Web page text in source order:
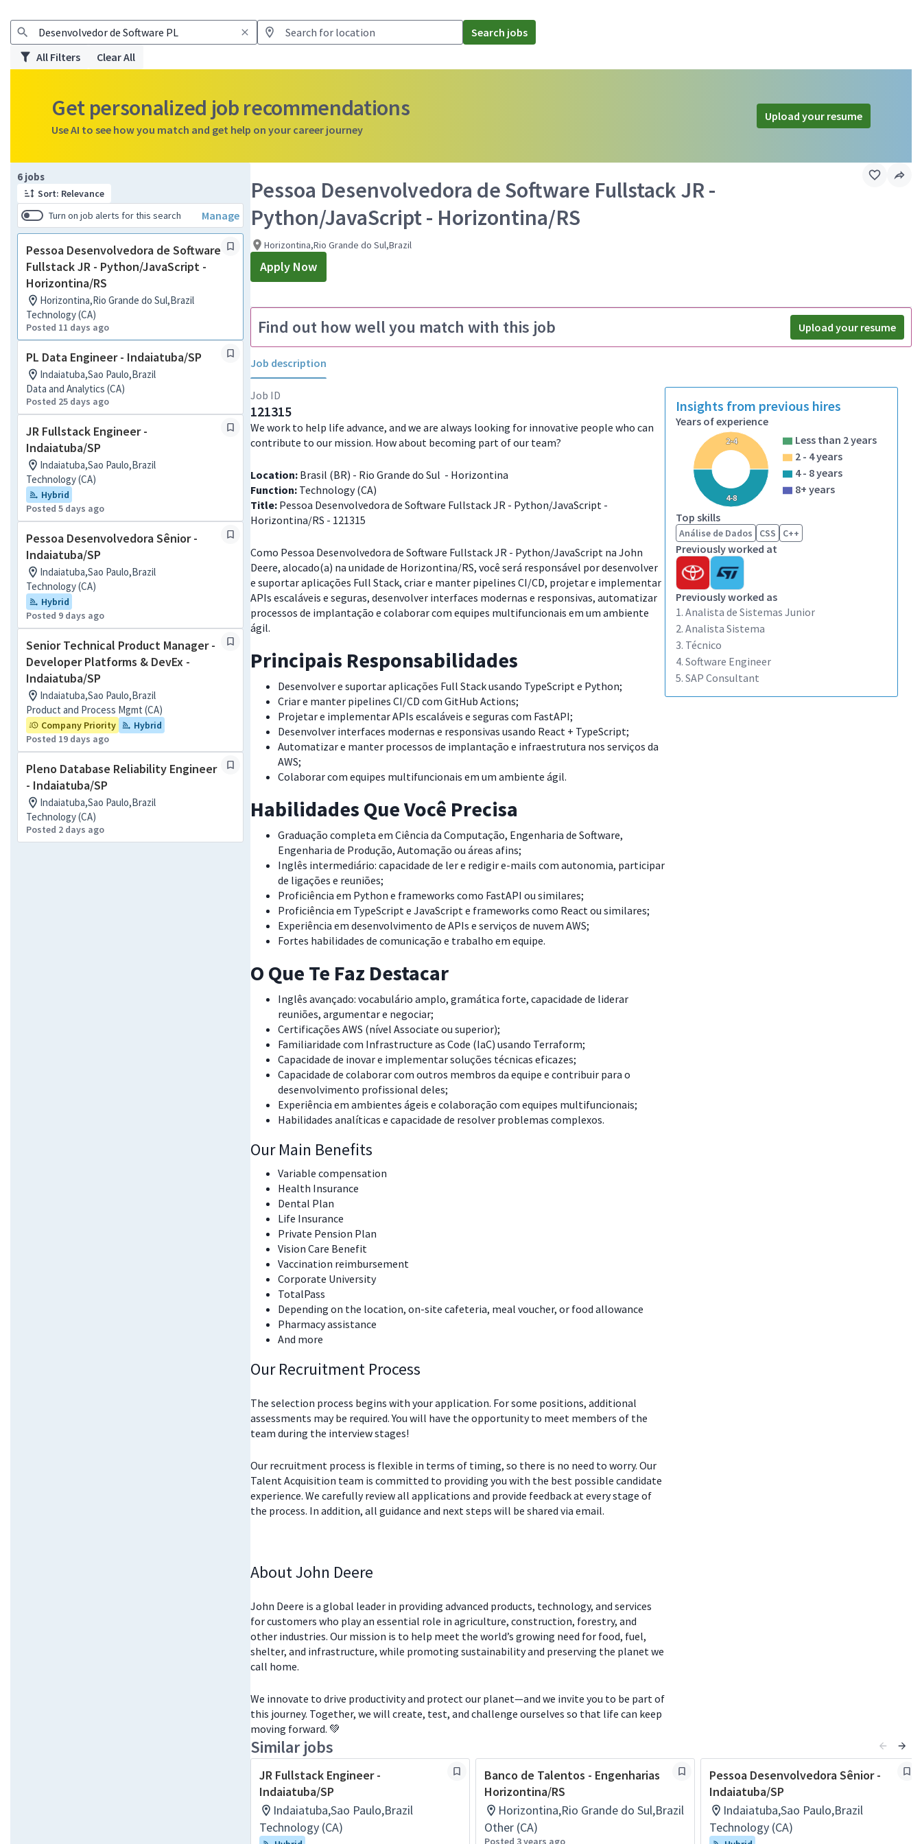
Search jobs
All Filters
Clear All
Get personalized job recommendations
Use AI to see how you match and get help on your career journey
Upload your resume
6 jobs
Sort: Relevance
Turn on job alerts for this search
Manage
Pessoa Desenvolvedora de Software
Fullstack JR - Python/JavaScript -
Horizontina/RS
Horizontina,Rio Grande do Sul,Brazil
Technology (CA)
Posted 11 days ago
PL Data Engineer - Indaiatuba/SP
Indaiatuba,Sao Paulo,Brazil
Data and Analytics (CA)
Posted 25 days ago
JR Fullstack Engineer -
Indaiatuba/SP
Indaiatuba,Sao Paulo,Brazil
Technology (CA)
Hybrid
Posted 5 days ago
Pessoa Desenvolvedora Sênior -
Indaiatuba/SP
Indaiatuba,Sao Paulo,Brazil
Technology (CA)
Hybrid
Posted 9 days ago
Senior Technical Product Manager -
Developer Platforms & DevEx -
Indaiatuba/SP
Indaiatuba,Sao Paulo,Brazil
Product and Process Mgmt (CA)
Company Priority
Hybrid
Posted 19 days ago
Pleno Database Reliability Engineer
- Indaiatuba/SP
Indaiatuba,Sao Paulo,Brazil
Technology (CA)
Posted 2 days ago
Page 1 of 1
Pessoa Desenvolvedora de Software Fullstack JR -
Python/JavaScript - Horizontina/RS
Horizontina,Rio Grande do Sul,Brazil
Apply Now
Find out how well you match with this job Upload your resume
Job description
Job ID
121315
We work to help life advance, and we are always looking for innovative people who can
contribute to our mission. How about becoming part of our team?
Location: Brasil (BR) - Rio Grande do Sul - Horizontina
Function: Technology (CA)
Title: Pessoa Desenvolvedora de Software Fullstack JR - Python/JavaScript -
Horizontina/RS - 121315
Como Pessoa Desenvolvedora de Software Fullstack JR - Python/JavaScript na John
Deere, alocado(a) na unidade de Horizontina/RS, você será responsável por desenvolver
e suportar aplicações Full Stack, criar e manter pipelines CI/CD, projetar e implementar
APIs escaláveis e seguras, desenvolver interfaces modernas e responsivas, automatizar
processos de implantação e colaborar com equipes multifuncionais em um ambiente
ágil.
Principais Responsabilidades
Desenvolver e suportar aplicações Full Stack usando TypeScript e Python;
Criar e manter pipelines CI/CD com GitHub Actions;
Projetar e implementar APIs escaláveis e seguras com FastAPI;
Desenvolver interfaces modernas e responsivas usando React + TypeScript;
Automatizar e manter processos de implantação e infraestrutura nos serviços da
AWS;
Colaborar com equipes multifuncionais em um ambiente ágil.
Habilidades Que Você Precisa
Graduação completa em Ciência da Computação, Engenharia de Software,
Engenharia de Produção, Automação ou áreas afins;
Inglês intermediário: capacidade de ler e redigir e-mails com autonomia, participar
de ligações e reuniões;
Proficiência em Python e frameworks como FastAPI ou similares;
Proficiência em TypeScript e JavaScript e frameworks como React ou similares;
Experiência em desenvolvimento de APIs e serviços de nuvem AWS;
Fortes habilidades de comunicação e trabalho em equipe.
O Que Te Faz Destacar
Inglês avançado: vocabulário amplo, gramática forte, capacidade de liderar
reuniões, argumentar e negociar;
Certificações AWS (nível Associate ou superior);
Familiaridade com Infrastructure as Code (IaC) usando Terraform;
Capacidade de inovar e implementar soluções técnicas eficazes;
Capacidade de colaborar com outros membros da equipe e contribuir para o
desenvolvimento profissional deles;
Experiência em ambientes ágeis e colaboração com equipes multifuncionais;
Habilidades analíticas e capacidade de resolver problemas complexos.
Our Main Benefits
Variable compensation
Health Insurance
Dental Plan
Life Insurance
Private Pension Plan
Vision Care Benefit
Vaccination reimbursement
Corporate University
TotalPass
Depending on the location, on-site cafeteria, meal voucher, or food allowance
Pharmacy assistance
And more
Our Recruitment Process
The selection process begins with your application. For some positions, additional
assessments may be required. You will have the opportunity to meet members of the
team during the interview stages!
Our recruitment process is flexible in terms of timing, so there is no need to worry. Our
Talent Acquisition team is committed to providing you with the best possible candidate
experience. We carefully review all applications and provide feedback at every stage of
the process. In addition, all guidance and next steps will be shared via email.
About John Deere
John Deere is a global leader in providing advanced products, technology, and services
for customers who play an essential role in agriculture, construction, forestry, and
other industries. Our mission is to help meet the world’s growing need for food, fuel,
shelter, and infrastructure, while promoting sustainability and preserving the planet we
call home.
We innovate to drive productivity and protect our planet—and we invite you to be part of
this journey. Together, we will create, test, and challenge ourselves so that life can keep
moving forward. 💚
Insights from previous hires
Years of experience
2-4
4-8
Less than 2 years
2 - 4 years
4 - 8 years
8+ years
Top skills
Análise de Dados CSS C++
Previously worked at
Previously worked as
1. Analista de Sistemas Junior
2. Analista Sistema
3. Técnico
4. Software Engineer
5. SAP Consultant
Similar jobs
JR Fullstack Engineer -
Indaiatuba/SP
Indaiatuba,Sao Paulo,Brazil
Technology (CA)
Banco de Talentos - Engenharias
Horizontina/RS
Horizontina,Rio Grande do Sul,Brazil
Other (CA)
Posted 3 years ago
Pessoa Desenvolvedora Sênior -
Indaiatuba/SP
Indaiatuba,Sao Paulo,Brazil
Technology (CA)